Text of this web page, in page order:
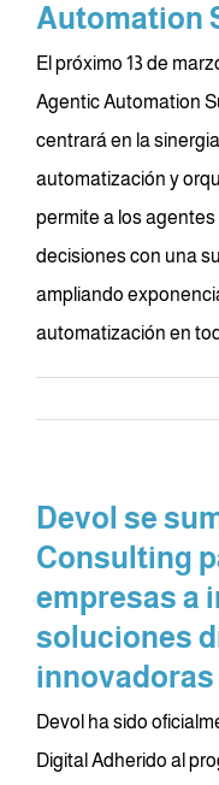
Automation
El próximo 13 de
Agentic Automation
centrará en la
automatización y
permite a los
decisiones con una
ampliando
automatización en
Devol se
Consulting
empresas a
soluciones
innovadoras
Devol ha sido
Digital Adherido al